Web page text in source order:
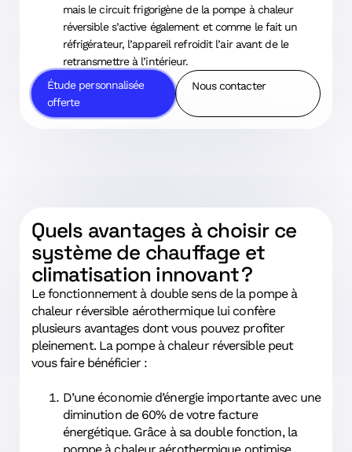
mais le circuit frigorigène de la pompe à chaleur
réversible s’active également et comme le fait un
réfrigérateur, l’appareil refroidit l’air avant de le
retransmettre à l’intérieur.
Étude personnalisée
offerte
Nous contacter
Quels avantages à choisir ce
système de chauffage et
climatisation innovant ?
Le fonctionnement à double sens de la pompe à
chaleur réversible aérothermique lui confère
plusieurs avantages dont vous pouvez profiter
pleinement. La pompe à chaleur réversible peut
vous faire bénéficier :
D’une économie d’énergie importante avec une
diminution de 60% de votre facture
énergétique. Grâce à sa double fonction, la